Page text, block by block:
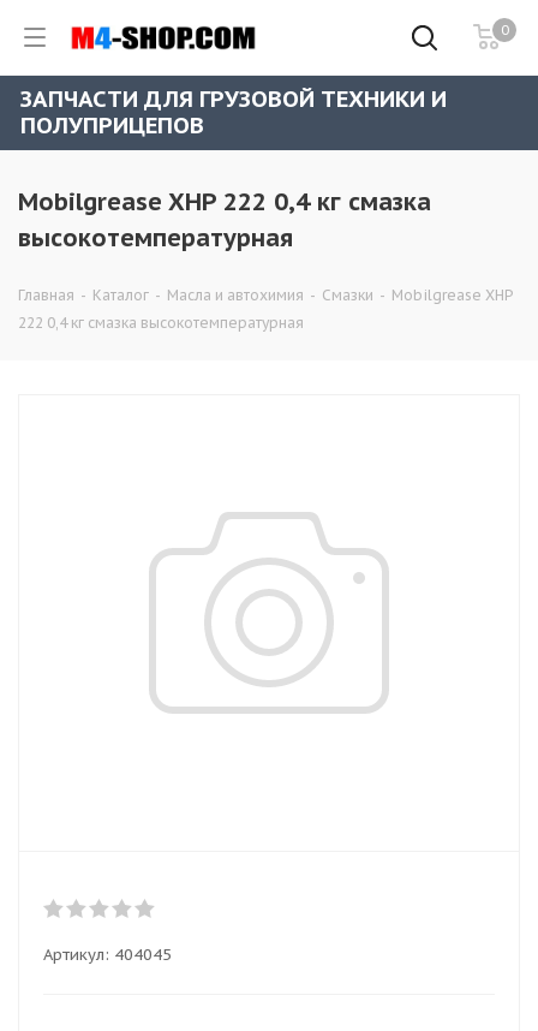
0
ЗАПЧАСТИ ДЛЯ ГРУЗОВОЙ ТЕХНИКИ И
ПОЛУПРИЦЕПОВ
Mobilgrease XHP 222 0,4 кг смазка
высокотемпературная
Главная - Каталог - Масла и автохимия - Смазки - Mobilgrease XHP
222 0,4 кг смазка высокотемпературная
Артикул: 404045